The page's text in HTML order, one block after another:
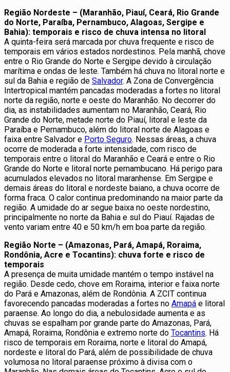
Região Nordeste – (Maranhão, Piauí, Ceará, Rio Grande
do Norte, Paraíba, Pernambuco, Alagoas, Sergipe e
Bahia): temporais e risco de chuva intensa no litoral
A quinta-feira será marcada por chuva frequente e risco de
temporais em vários estados nordestinos. Pela manhã, chove
entre o Rio Grande do Norte e Sergipe devido à circulação
marítima e ondas de leste. Também há chuva no litoral norte e
sul da Bahia e região de Salvador. A Zona de Convergência
Intertropical mantém pancadas moderadas a fortes no litoral
norte da região, norte e oeste do Maranhão. No decorrer do
dia, as instabilidades aumentam no Maranhão, Ceará, Rio
Grande do Norte, metade norte do Piauí, litoral e leste da
Paraíba e Pernambuco, além do litoral norte de Alagoas e
faixa entre Salvador e Porto Seguro. Nessas áreas, a chuva
ocorre de moderada a forte intensidade, com risco de
temporais entre o litoral do Maranhão e Ceará e entre o Rio
Grande do Norte e litoral norte pernambucano. Há perigo para
acumulados elevados no litoral maranhense. Em Sergipe e
demais áreas do litoral e nordeste baiano, a chuva ocorre de
forma fraca. O calor continua predominando na maior parte da
região. A umidade do ar segue baixa no oeste nordestino,
principalmente no norte da Bahia e sul do Piauí. Rajadas de
vento variam entre 40 e 50 km/h em boa parte da região.
Região Norte – (Amazonas, Pará, Amapá, Roraima,
Rondônia, Acre e Tocantins): chuva forte e risco de
temporais
A presença de muita umidade mantém o tempo instável na
região. Desde cedo, chove em Roraima, interior e faixa norte
do Pará e Amazonas, além de Rondônia. A ZCIT continua
favorecendo pancadas moderadas a fortes no Amapá e litoral
paraense. Ao longo do dia, a nebulosidade aumenta e as
chuvas se espalham por grande parte do Amazonas, Pará,
Amapá, Roraima, Rondônia e extremo norte do Tocantins. Há
risco de temporais em Roraima, norte e litoral do Amapá,
nordeste e litoral do Pará, além de possibilidade de chuva
volumosa no litoral paraense próximo à divisa com o